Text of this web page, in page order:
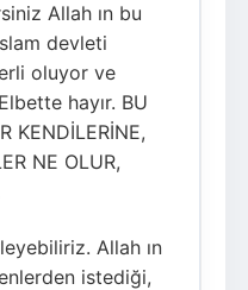
Allah ın bu
devleti
oluyor ve
hayır. BU
KENDİLERİNE,
NE OLUR,
Allah ın
istediği,